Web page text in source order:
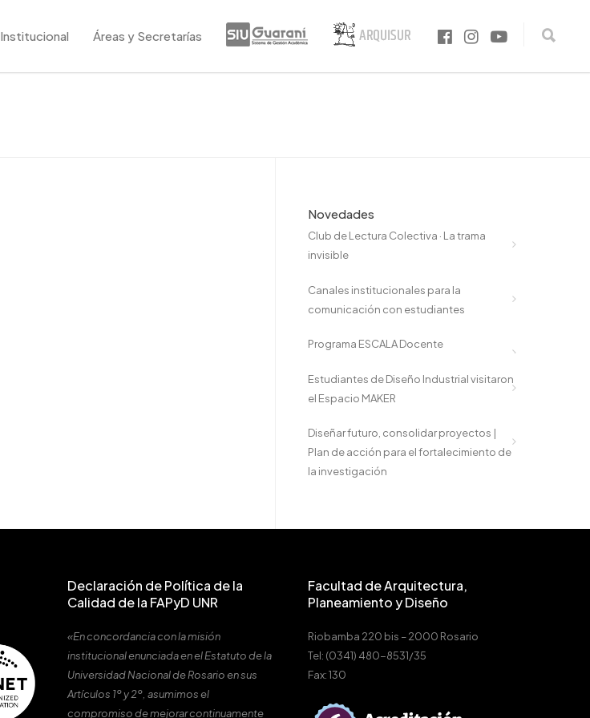
Institucional Áreas y Secretarías
Novedades
Club de Lectura Colectiva · La trama
invisible
Canales institucionales para la
comunicación con estudiantes
Programa ESCALA Docente
Estudiantes de Diseño Industrial visitaron
el Espacio MAKER
Diseñar futuro, consolidar proyectos |
Plan de acción para el fortalecimiento de
la investigación
Declaración de Política de la
Calidad de la FAPyD UNR
«En concordancia con la misión
institucional enunciada en el Estatuto de la
Universidad Nacional de Rosario en sus
Artículos 1º y 2º, asumimos el
compromiso de mejorar continuamente
Facultad de Arquitectura,
Planeamiento y Diseño
Riobamba 220 bis – 2000 Rosario
Tel: (0341) 480-8531/35
Fax: 130